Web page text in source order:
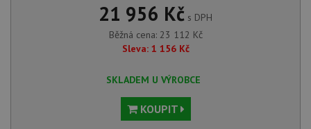
21 956 Kč s DPH
Běžná cena: 23 112 Kč
Sleva: 1 156 Kč
SKLADEM U VÝROBCE
KOUPIT